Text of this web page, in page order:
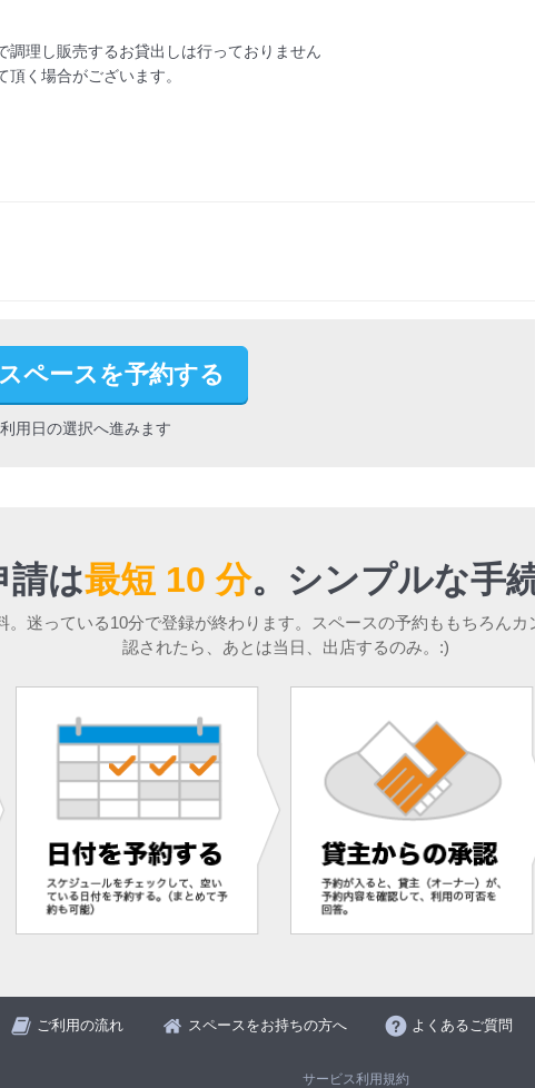
理し販売するお貸出しは行っておりません
く場合がございます。
ペースを予約する
利用日の選択へ進みます
請は最短 10 分。 シンプルな手
。迷っている10分で登録が終わります。スペースの予約ももちろん
認されたら、あとは当日、出店するのみ。:)
ご利用の流れ スペースをお持ちの方へ よくあるご質問
サービス利用規約